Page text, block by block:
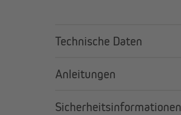
Technische Daten
Anleitungen
Sicherheitsinformationen